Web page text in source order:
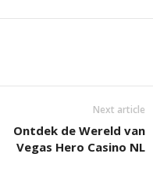
Next article
Ontdek de Wereld van
Vegas Hero Casino NL